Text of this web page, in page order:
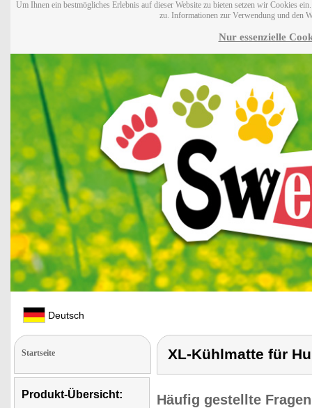
Um Ihnen ein bestmögliches Erlebnis auf dieser Website zu bieten setzen wir Cookies
zu. Informationen zur Verwendung und den
Nur essenzielle
Deutsch
Startseite
Produkt-Übersicht:
XL-Kühlmatte für
Häufig gestellte